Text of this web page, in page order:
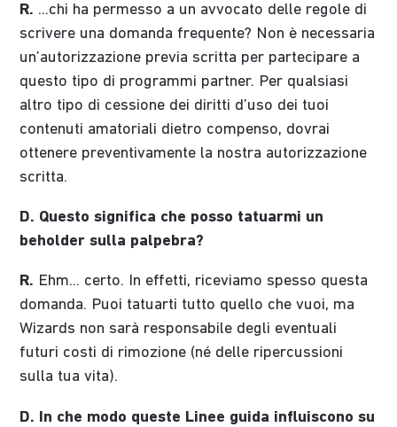
R. ...chi ha permesso a un avvocato delle regole di
scrivere una domanda frequente? Non è necessaria
un’autorizzazione previa scritta per partecipare a
questo tipo di programmi partner. Per qualsiasi
altro tipo di cessione dei diritti d’uso dei tuoi
contenuti amatoriali dietro compenso, dovrai
ottenere preventivamente la nostra autorizzazione
scritta.
D. Questo significa che posso tatuarmi un
beholder sulla palpebra?
R. Ehm... certo. In effetti, riceviamo spesso questa
domanda. Puoi tatuarti tutto quello che vuoi, ma
Wizards non sarà responsabile degli eventuali
futuri costi di rimozione (né delle ripercussioni
sulla tua vita).
D. In che modo queste Linee guida influiscono su